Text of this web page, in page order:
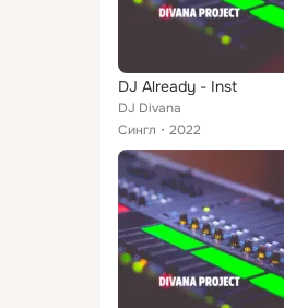
DJ Already - Inst
DJ Divana
Сингл
2022